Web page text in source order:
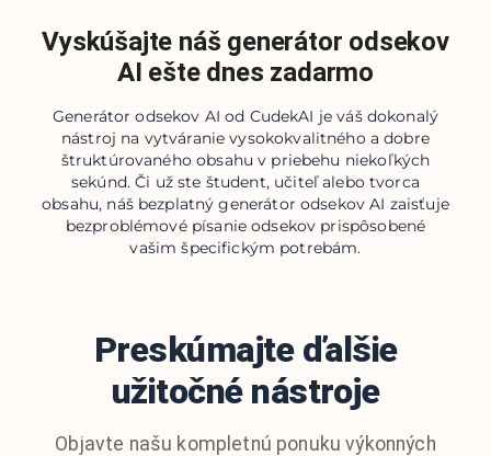
Vyskúšajte náš generátor odsekov
AI ešte dnes zadarmo
Generátor odsekov AI od CudekAI je váš dokonalý
nástroj na vytváranie vysokokvalitného a dobre
štruktúrovaného obsahu v priebehu niekoľkých
sekúnd. Či už ste študent, učiteľ alebo tvorca
obsahu, náš bezplatný generátor odsekov AI zaisťuje
bezproblémové písanie odsekov prispôsobené
vašim špecifickým potrebám.
Preskúmajte ďalšie
užitočné nástroje
Objavte našu kompletnú ponuku výkonných